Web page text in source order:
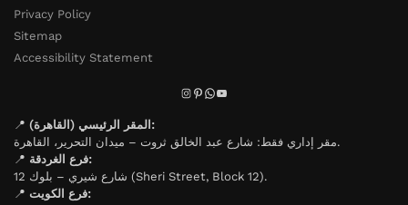
Privacy Policy
Sitemap
Accessibility Statement
📍
المقر الرئيسي (القاهرة):
مقر إداري فقط: شارع عبد الخالق ثروت – ميدان التحرير، القاهرة.
📍
فرع الغردقة:
شارع شيري – بلوك 12 (Sheri Street, Block 12).
📍
فرع الكويت: